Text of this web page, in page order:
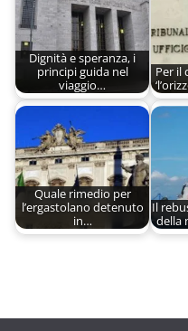
Dignità e speranza, i
principi guida nel
viaggio…
Per il
Quale rimedio per
l’ergastolano detenuto
in…
Il
della